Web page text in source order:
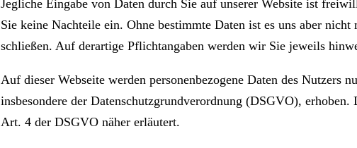
Jegliche Eingabe von Daten durch Sie auf unserer Website ist
Sie keine Nachteile ein. Ohne bestimmte Daten ist es uns aber
schließen. Auf derartige Pflichtangaben werden wir Sie jeweils
Auf dieser Webseite werden personenbezogene Daten des Nutzers
insbesondere der Datenschutzgrundverordnung (DSGVO),
Art. 4 der DSGVO näher erläutert.